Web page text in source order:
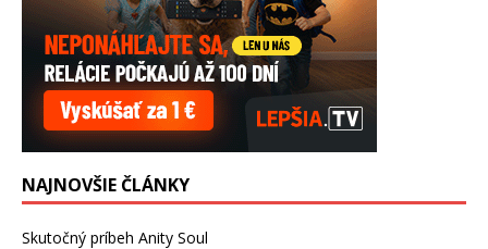
NAJNOVŠIE ČLÁNKY
Skutočný príbeh Anity Soul